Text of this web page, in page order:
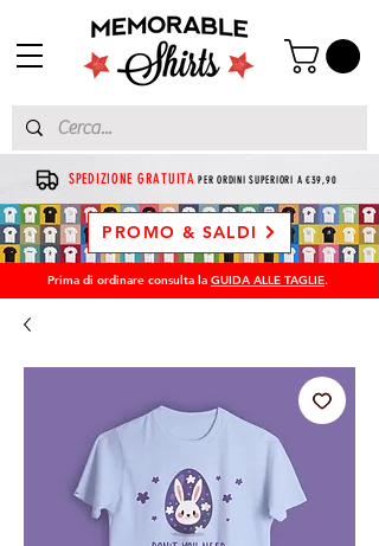
SPEDIZIONE GRATUITA PER ORDINI SUPERIORI A €39,90
PROMO & SALDI
Prima di ordinare consulta la GUIDA ALLE TAGLIE.